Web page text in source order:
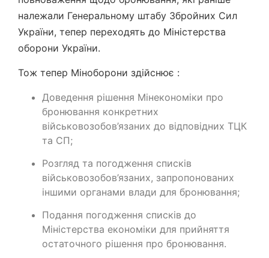
належали Генеральному штабу Збройних Сил
України, тепер переходять до Міністерства
оборони України.
Тож тепер Міноборони здійснює :
Доведення рішення Мінекономіки про
бронювання конкретних
військовозобов’язаних до відповідних ТЦК
та СП;
Розгляд та погодження списків
військовозобов’язаних, запропонованих
іншими органами влади для бронювання;
Подання погодження списків до
Міністерства економіки для прийняття
остаточного рішення про бронювання.